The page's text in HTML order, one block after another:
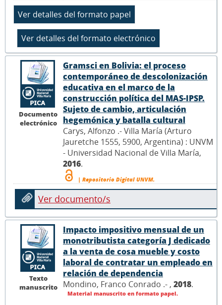
Documento
electrónico
Gramsci en Bolivia: el proceso
contemporáneo de descolonización
educativa en el marco de la
construcción política del MAS-IPSP.
Sujeto de cambio, articulación
hegemónica y batalla cultural
Carys, Alfonzo .- Villa María (Arturo
Jauretche 1555, 5900, Argentina) : UNVM
- Universidad Nacional de Villa María,
2016.
| Repositorio Digital UNVM.
Ver documento/s
Texto
manuscrito
Impacto impositivo mensual de un
monotributista categoría J dedicado
a la venta de cosa mueble y costo
laboral de contratar un empleado en
relación de dependencia
Mondino, Franco Conrado .- , 2018.
Material manuscrito en formato papel.